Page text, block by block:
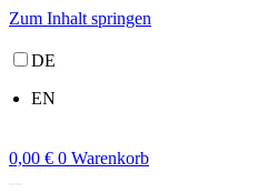
Zum Inhalt springen
DE
EN
0,00 € 0 Warenkorb